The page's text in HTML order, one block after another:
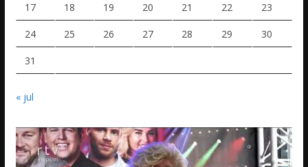
17 18 19 20 21 22 23
24 25 26 27 28 29 30
31
« jul